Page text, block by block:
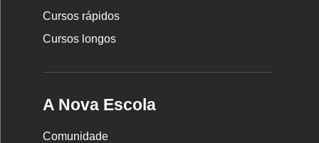
Cursos rápidos
Cursos longos
A Nova Escola
Comunidade